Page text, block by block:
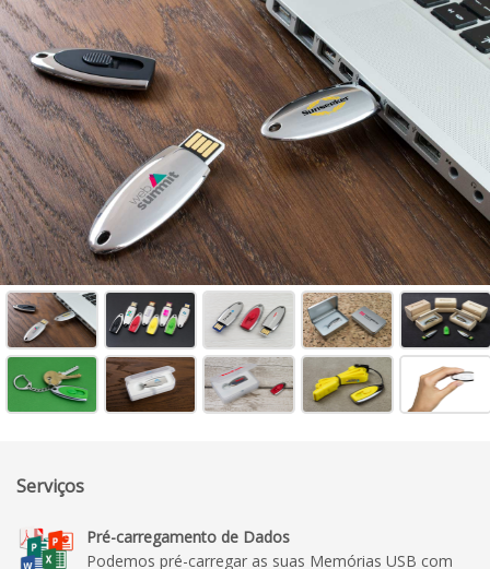
Serviços
Pré-carregamento de Dados
Podemos pré-carregar as suas Memórias USB com